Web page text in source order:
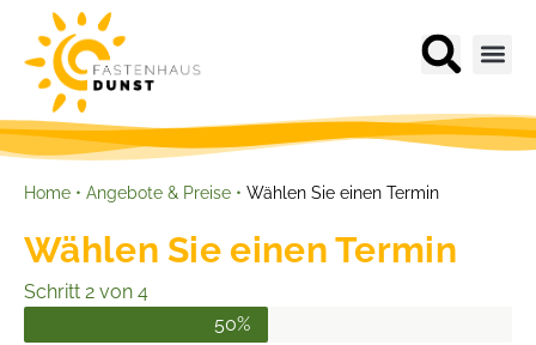
Home • Angebote & Preise • Wählen Sie einen Termin
Wählen Sie einen Termin
Schritt 2 von 4
50%